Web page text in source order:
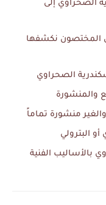
الصحراوي إلى
المختصون نكشفها
الصحراوي
والمنشورة
منشورة تماماً
البترولي
بالأساليب الفنية